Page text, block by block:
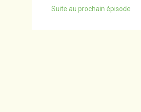
Suite au prochain épisode